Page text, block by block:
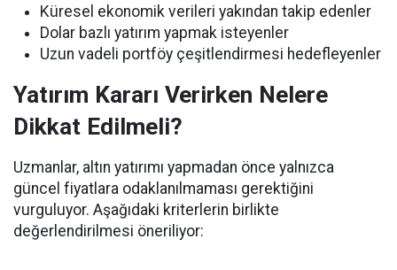
Küresel ekonomik verileri yakından takip edenler
Dolar bazlı yatırım yapmak isteyenler
Uzun vadeli portföy çeşitlendirmesi hedefleyenler
Yatırım Kararı Verirken Nelere
Dikkat Edilmeli?
Uzmanlar, altın yatırımı yapmadan önce yalnızca
güncel fiyatlara odaklanılmaması gerektiğini
vurguluyor. Aşağıdaki kriterlerin birlikte
değerlendirilmesi öneriliyor: